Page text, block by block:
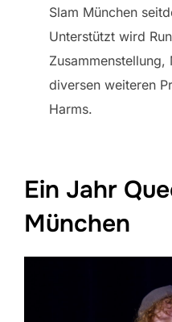
Slam München
Unterstützt wird
diversen weiteren
Harms.
Ein Jahr
München